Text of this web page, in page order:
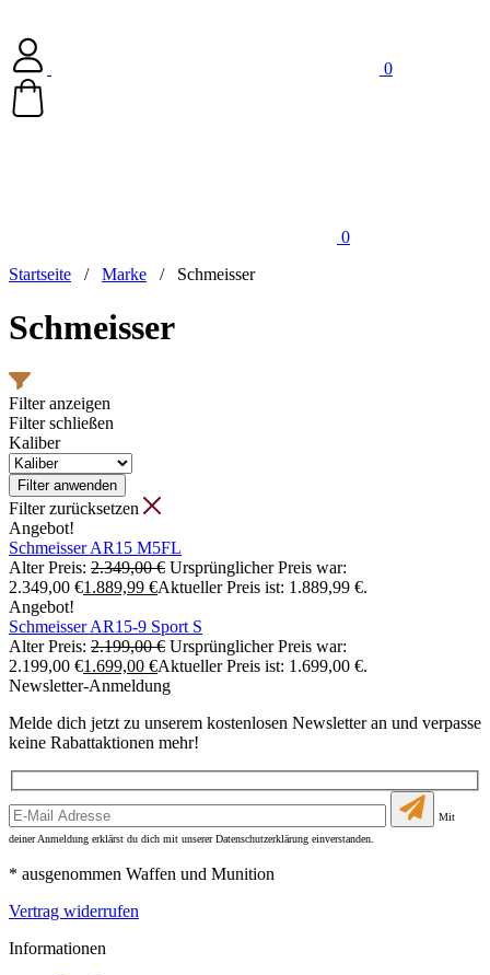
0
0
Startseite / Marke / Schmeisser
Schmeisser
Filter anzeigen
Filter schließen
Kaliber
Filter zurücksetzen
Angebot!
Schmeisser AR15 M5FL
Alter Preis: 2.349,00€ Ursprünglicher Preis war:
2.349,00 €1.889,99 €Aktueller Preis ist: 1.889,99 €.
Angebot!
Schmeisser AR15-9 Sport S
Alter Preis: 2.199,00€ Ursprünglicher Preis war:
2.199,00 €1.699,00 €Aktueller Preis ist: 1.699,00 €.
Newsletter-Anmeldung
Melde dich jetzt zu unserem kostenlosen Newsletter an und verpasse
keine Rabattaktionen mehr!
Mit
deiner Anmeldung erklärst du dich mit unserer Datenschutzerklärung einverstanden.
* ausgenommen Waffen und Munition
Vertrag widerrufen
Informationen